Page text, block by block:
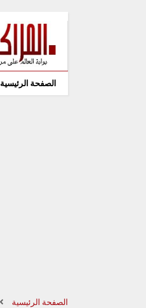
الصفحة الرئيسية
الصفحة الرئيسية